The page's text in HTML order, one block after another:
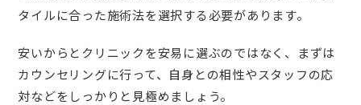
タイルに合った施術法を選択する必要があります。
安いからとクリニックを安易に選ぶのではなく、まずは
カウンセリングに行って、自身との相性やスタッフの応
対などをしっかりと見極めましょう。